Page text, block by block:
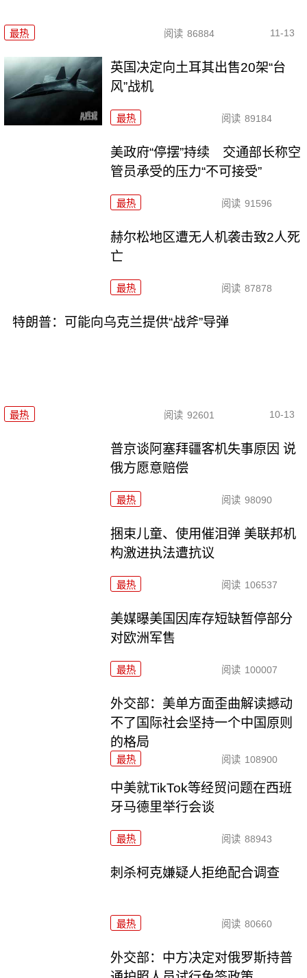
最热 阅读 86884 11-13
英国决定向土耳其出售20架“台
风”战机
最热 阅读 89184
美政府“停摆”持续 交通部长称空
管员承受的压力“不可接受”
最热 阅读 91596
赫尔松地区遭无人机袭击致2人死
亡
最热 阅读 87878
特朗普：可能向乌克兰提供“战斧”导弹
最热 阅读 92601 10-13
普京谈阿塞拜疆客机失事原因 说
俄方愿意赔偿
最热 阅读 98090
捆束儿童、使用催泪弹 美联邦机
构激进执法遭抗议
最热 阅读 106537
美媒曝美国因库存短缺暂停部分
对欧洲军售
最热 阅读 100007
外交部：美单方面歪曲解读撼动
不了国际社会坚持一个中国原则
的格局
最热 阅读 108900
中美就TikTok等经贸问题在西班
牙马德里举行会谈
最热 阅读 88943
刺杀柯克嫌疑人拒绝配合调查
最热 阅读 80660
外交部：中方决定对俄罗斯持普